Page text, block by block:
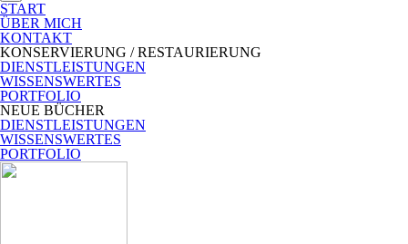
START
ÜBER MICH
KONTAKT
KONSERVIERUNG / RESTAURIERUNG
DIENSTLEISTUNGEN
WISSENSWERTES
PORTFOLIO
NEUE BÜCHER
DIENSTLEISTUNGEN
WISSENSWERTES
PORTFOLIO